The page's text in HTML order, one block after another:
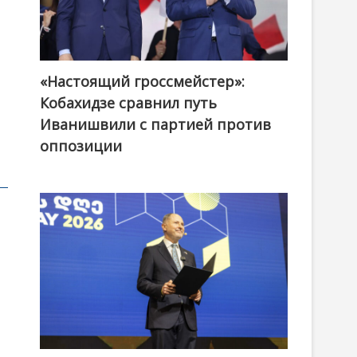
@ქართული ოცნება / Georgian Dream
«Настоящий гроссмейстер»:
Кобахидзе сравнил путь
Иванишвили с партией против
оппозиции